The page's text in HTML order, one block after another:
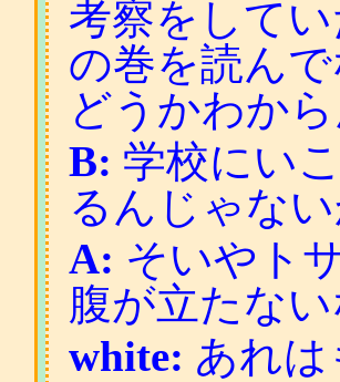
考察をして
の巻を読ん
どうかわか
B: 学校にい
るんじゃな
A: そいやト
腹が立たな
white: あれ